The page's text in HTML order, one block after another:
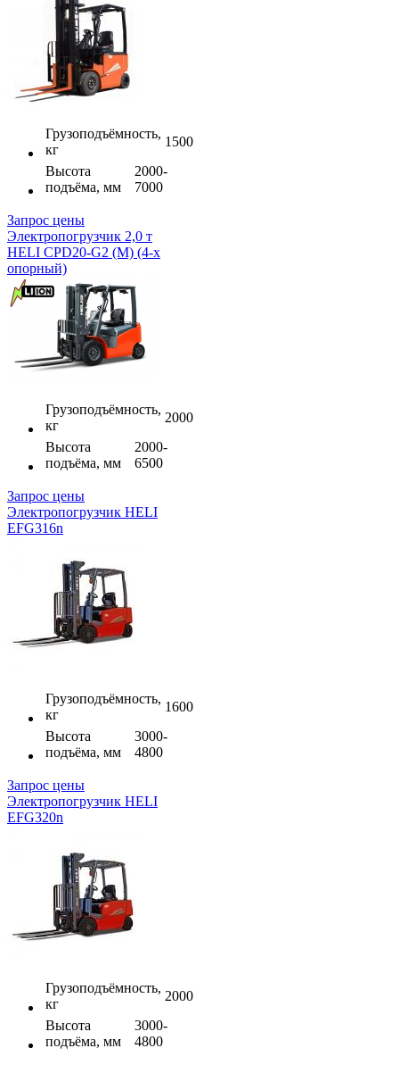
Грузоподъёмность,
кг
1500
Высота
подъёма, мм
2000-
7000
Запрос цены
Электропогрузчик 2,0 т
HELI CPD20-G2 (M) (4-х
опорный)
Грузоподъёмность,
кг
2000
Высота
подъёма, мм
2000-
6500
Запрос цены
Электропогрузчик HELI
EFG316n
Грузоподъёмность,
кг
1600
Высота
подъёма, мм
3000-
4800
Запрос цены
Электропогрузчик HELI
EFG320n
Грузоподъёмность,
кг
2000
Высота
подъёма, мм
3000-
4800